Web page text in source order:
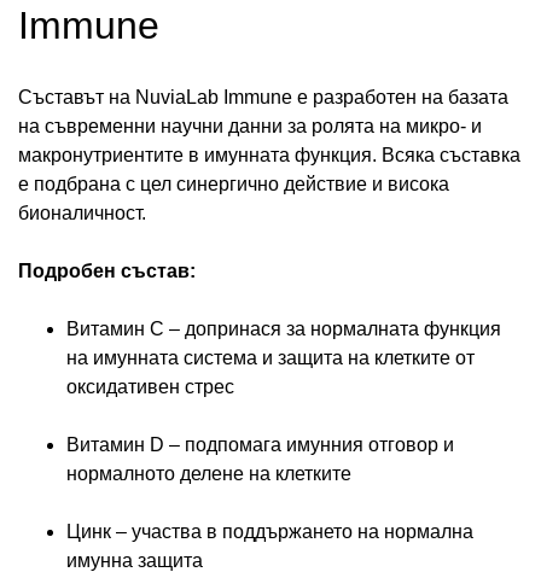
Immune
Съставът на NuviaLab Immune е разработен на базата
на съвременни научни данни за ролята на микро- и
макронутриентите в имунната функция. Всяка съставка
е подбрана с цел синергично действие и висока
бионаличност.
Подробен състав:
Витамин C – допринася за нормалната функция
на имунната система и защита на клетките от
оксидативен стрес
Витамин D – подпомага имунния отговор и
нормалното делене на клетките
Цинк – участва в поддържането на нормална
имунна защита